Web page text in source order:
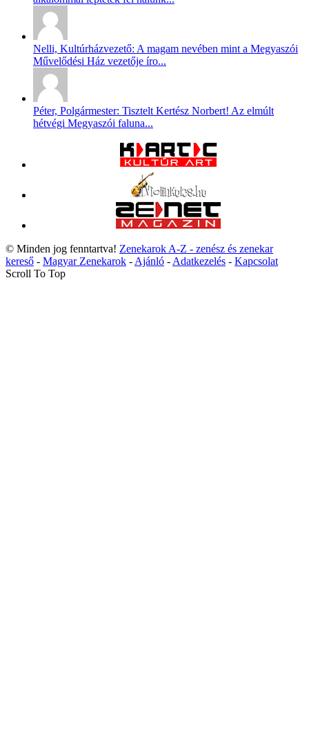
Nelli, Kultúrházvezető: A magam nevében mint a Megyaszói
Művelődési Ház vezetője íro...
Péter, Polgármester: Tisztelt Kertész Norbert! Az elmúlt
hétvégi Megyaszói faluna...
© Minden jog fenntartva! Zenekarok A-Z - zenész és zenekar
kereső - Magyar Zenekarok - Ajánló - Adatkezelés - Kapcsolat
Scroll To Top